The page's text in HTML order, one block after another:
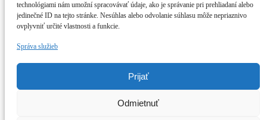
technológiami nám umožní spracovávať údaje, ako je správanie pri prehliadaní alebo
jedinečné ID na tejto stránke. Nesúhlas alebo odvolanie súhlasu môže nepriaznivo
ovplyvniť určité vlastnosti a funkcie.
Správa služieb
Prijať
Odmietnuť